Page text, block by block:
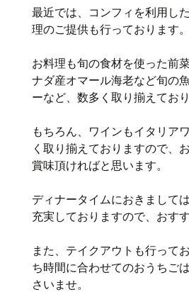
最近では、コンフィを利用し
理のご提供も行っております。
お料理も旬の食材を使った前
ナダ産オマール海老など旬の
ーなど、数多く取り揃えており
もちろん、ワインもイタリア
く取り揃えておりますので、
賞味頂ければと思います。
ディナータイムにおきまして
充実しておりますので、おすす
また、テイクアウトも行って
ち時間に合わせてのおうちご
さいませ。